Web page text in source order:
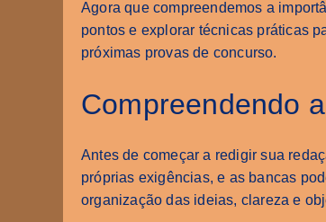
Agora que compreendemos a
pontos e explorar técnicas práticas
próximas provas de concurso.
Compreendendo
Antes de começar a redigir sua
próprias exigências, e as bancas
organização das ideias, clareza e